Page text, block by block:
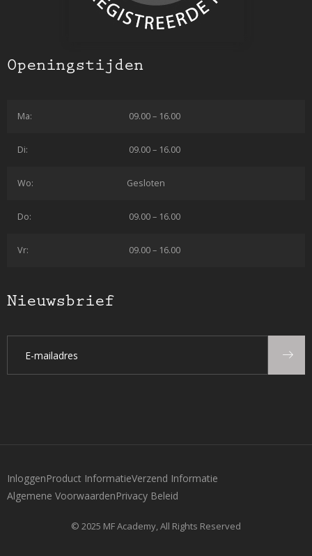
Openingstijden
Ma: 09.00 – 16.00
Di: 09.00 – 16.00
Wo: Gesloten
Do: 09.00 – 16.00
Vr: 09.00 – 16.00
Nieuwsbrief
InloggenProduct InformatieVerzend Informatie
Algemene VoorwaardenPrivacy Beleid
© 2025 MF Academy, All Rights Reserved